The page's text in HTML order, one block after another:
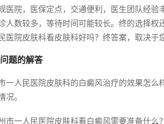
医院，医保定点，交通便利，医生团队经
人数较多，等待时间可能较长。终的选择
医院皮肤科看皮肤科好吗？终答案，取决于
题的解答
一人民医院皮肤科的白癜风治疗的效果怎
况。
市一人民医院皮肤科看白癜风需要准备什么